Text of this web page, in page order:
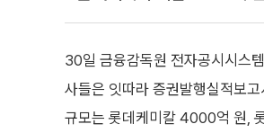
30일 금융감독원 전자공시시스
사들은 잇따라 증권발행실적보
규모는 롯데케미칼 4000억 원,